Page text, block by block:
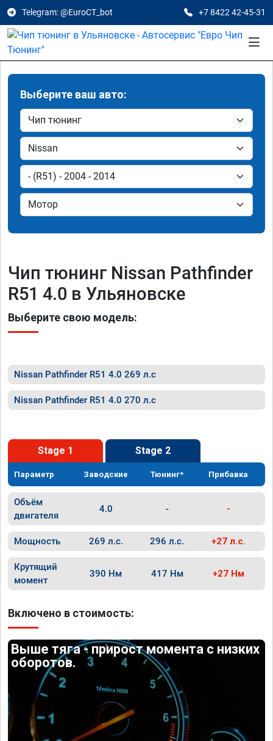
Telegram: @EuroCT_bot +7 8422 42-45-31
Выберите ваш авто:
Чип тюнинг Nissan Pathfinder
R51 4.0 в Ульяновске
Выберите свою модель:
Nissan Pathfinder R51 4.0 269 л.с
Nissan Pathfinder R51 4.0 270 л.с
Stage 1 Stage 2
Параметр Заводские Тюнинг* Прибавка
Объём
двигателя
4.0 - -
Мощность 269 л.с. 296 л.с. +27 л.с.
Крутящий
момент
390 Нм 417 Нм +27 Нм
Включено в стоимость:
Выше тяга - прирост момента с низких
оборотов.